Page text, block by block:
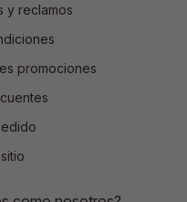
y reclamos
promociones